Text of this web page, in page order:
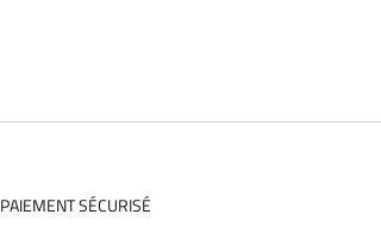
PAIEMENT SÉCURISÉ